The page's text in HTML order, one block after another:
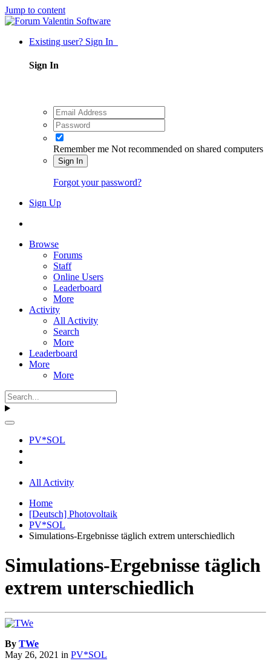
Jump to content
Existing user? Sign In
Sign In
Remember me Not recommended on shared computers
Sign In
Forgot your password?
Sign Up
Browse
Forums
Staff
Online Users
Leaderboard
More
Activity
All Activity
Search
More
Leaderboard
More
More
PV*SOL
All Activity
Home
[Deutsch] Photovoltaik
PV*SOL
Simulations-Ergebnisse täglich extrem unterschiedlich
Simulations-Ergebnisse täglich
extrem unterschiedlich
By TWe
May 26, 2021 in PV*SOL